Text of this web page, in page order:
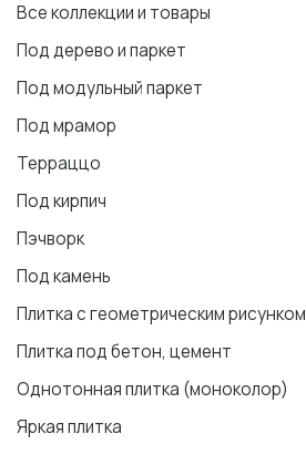
Все коллекции и товары
Под дерево и паркет
Под модульный паркет
Под мрамор
Терраццо
Под кирпич
Пэчворк
Под камень
Плитка с геометрическим рисунком
Плитка под бетон, цемент
Однотонная плитка (моноколор)
Яркая плитка